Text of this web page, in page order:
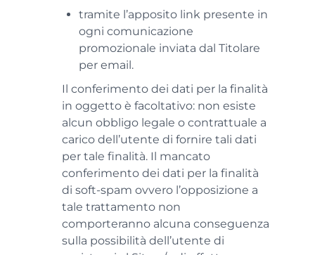
tramite l’apposito link presente in
ogni comunicazione
promozionale inviata dal Titolare
per email.
Il conferimento dei dati per la finalità
in oggetto è facoltativo: non esiste
alcun obbligo legale o contrattuale a
carico dell’utente di fornire tali dati
per tale finalità. Il mancato
conferimento dei dati per la finalità
di soft-spam ovvero l’opposizione a
tale trattamento non
comporteranno alcuna conseguenza
sulla possibilità dell’utente di